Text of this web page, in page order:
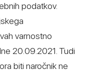
podatkov.
varnostno
20.09.2021. Tudi
biti naročnik ne